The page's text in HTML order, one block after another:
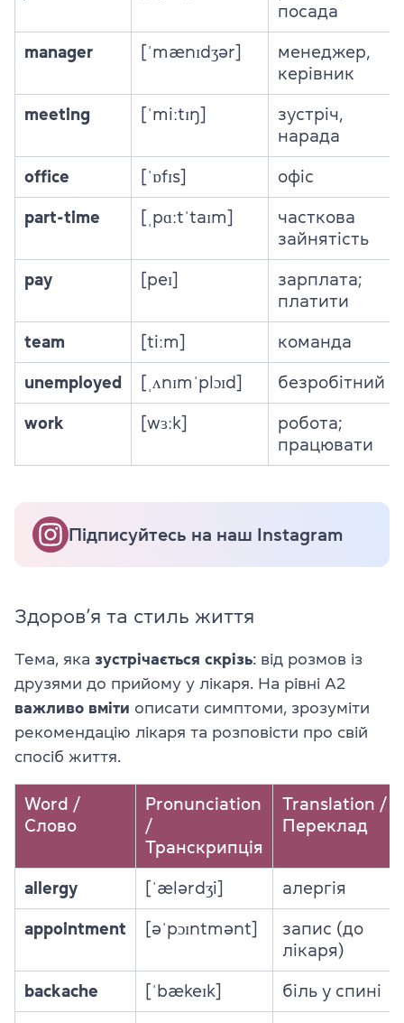
посада
manager [ˈmænɪdʒər]
менеджер,
керівник
meeting [ˈmiːtɪŋ]
зустріч,
нарада
office [ˈɒfɪs] офіс
part-time [ˌpɑːtˈtaɪm]
часткова
зайнятість
pay [peɪ]
зарплата;
платити
team [tiːm] команда
unemployed [ˌʌnɪmˈplɔɪd] безробітний
work [wɜːk]
робота;
працювати
Підписуйтесь на наш Instagram
Здоров’я та стиль життя
Тема, яка зустрічається скрізь: від розмов із
друзями до прийому у лікаря. На рівні A2
важливо вміти описати симптоми, зрозуміти
рекомендацію лікаря та розповісти про свій
спосіб життя.
Word /
Слово
Pronunciation
/
Транскрипція
Translation /
Переклад
allergy [ˈælərdʒi] алергія
appointment [əˈpɔɪntmənt]
запис (до
лікаря)
backache [ˈbækeɪk] біль у спині